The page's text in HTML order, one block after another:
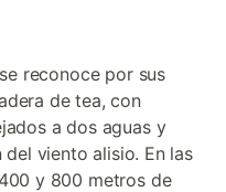
reconoce por sus
de tea, con
a dos aguas y
viento alisio. En las
y 800 metros de